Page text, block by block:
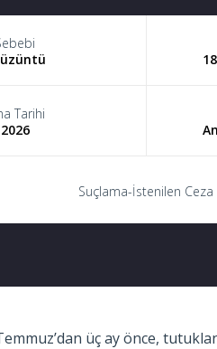
Tarihi
Suçlama-İstenilen Ceza
üç ay önce,